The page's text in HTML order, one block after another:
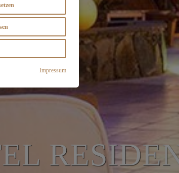
Impressum